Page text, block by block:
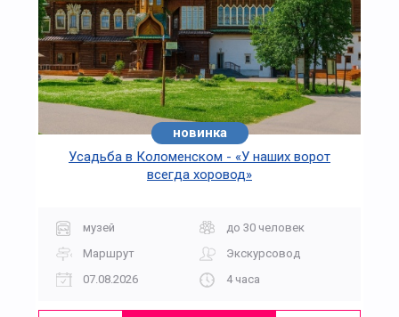
новинка
Усадьба в Коломенском - «У наших ворот
всегда хоровод»
музей
до 30 человек
Маршрут
Экскурсовод
07.08.2026
4 часа